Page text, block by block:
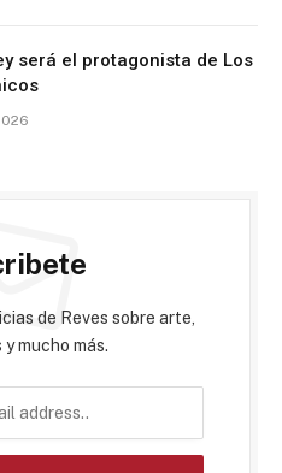
será el protagonista de Los
de Reves sobre arte,
mucho más.